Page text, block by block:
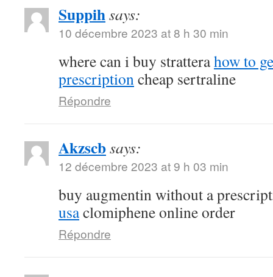
Suppihsays:
10 décembre 2023 at 8 h 30 min
where can i buy stratterahow to
prescriptioncheap sertraline
Répondre
Akzscbsays:
12 décembre 2023 at 9 h 03 min
buy augmentin without a
usaclomiphene online order
Répondre